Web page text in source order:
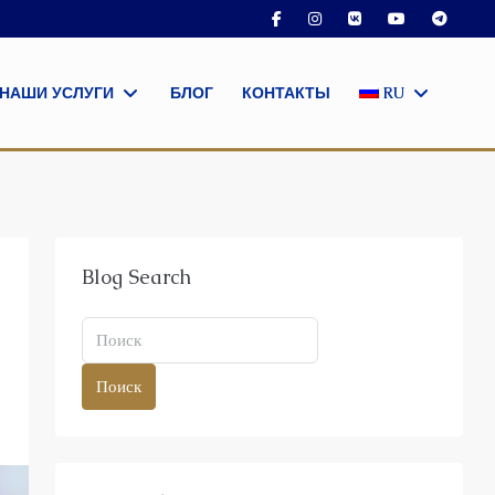
НАШИ УСЛУГИ БЛОГ КОНТАКТЫ RU
Blog Search
Поиск